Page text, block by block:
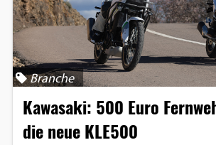
Branche
Kawasaki: 500 Euro
die neue KLE500